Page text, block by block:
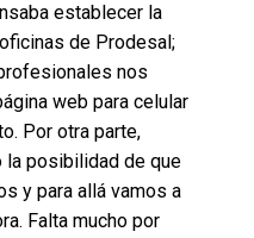
establecer la
de Prodesal;
nos
web para celular
Por otra parte,
la posibilidad de que
y para allá vamos a
Falta mucho por